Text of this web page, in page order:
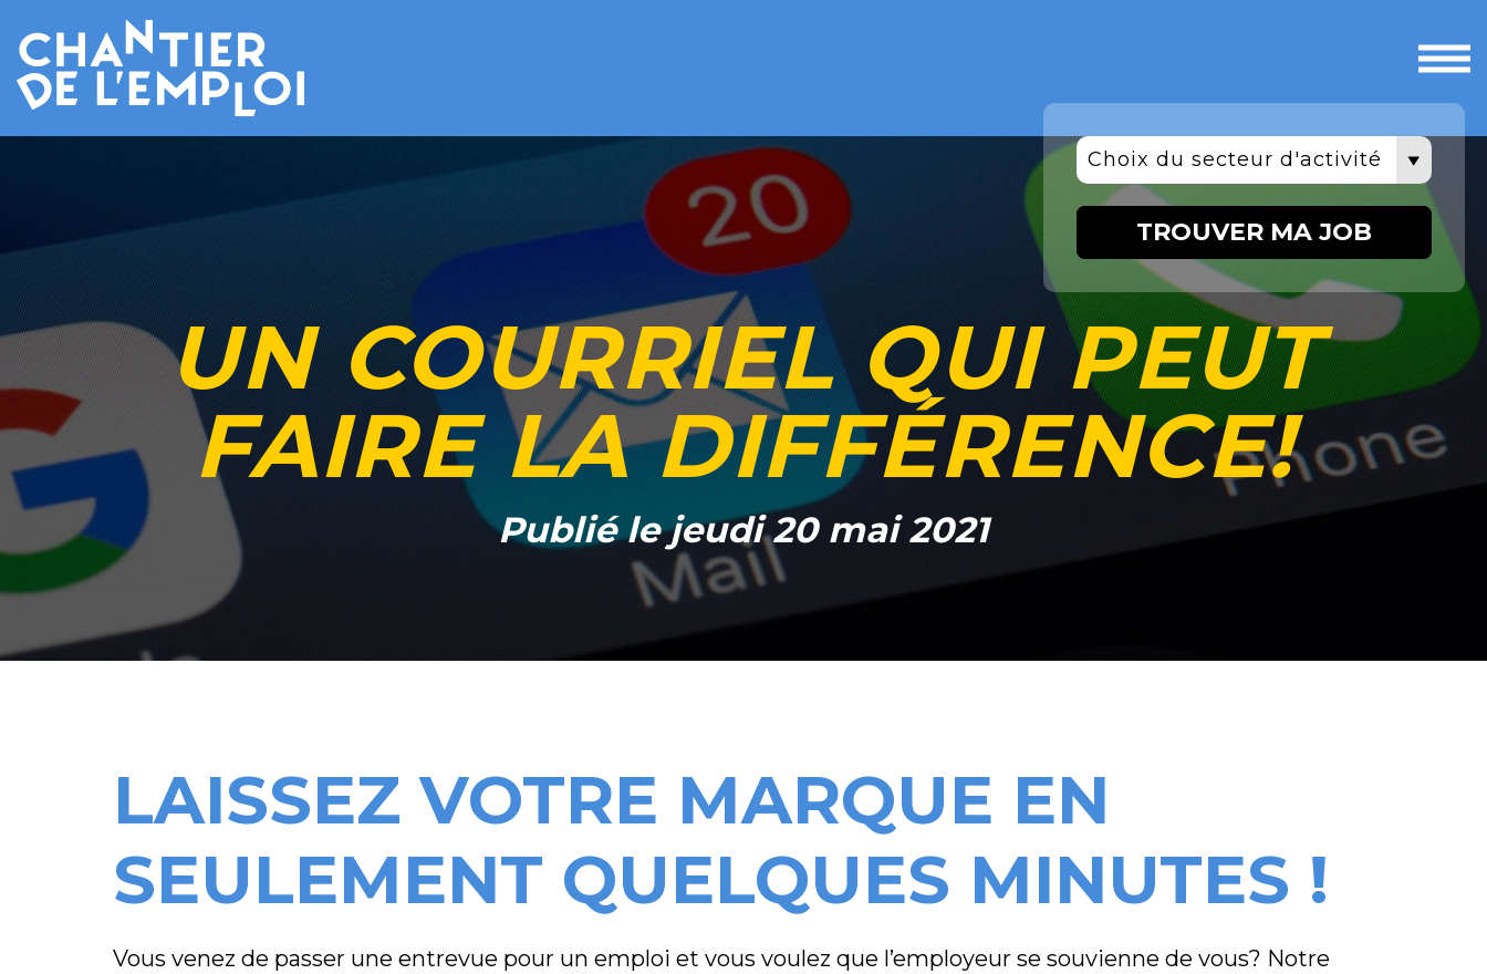
le
UN COURRIEL QUI PEUT
FAIRE LA DIFFÉRENCE!
Publié le jeudi 20 mai 2021
Choix du secteur d'activité
TROUVER MA JOB
LAISSEZ VOTRE MARQUE EN
SEULEMENT QUELQUES MINUTES !
Vous venez de passer une entrevue pour un emploi et vous voulez que l’employeur se souvienne de vous? Notre